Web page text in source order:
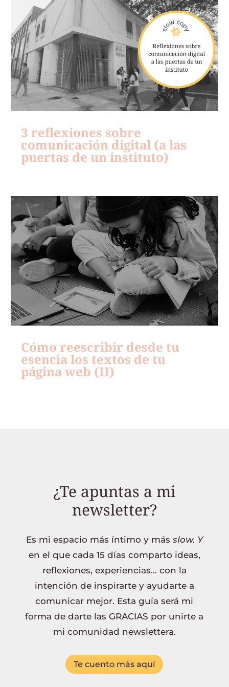
3 reflexiones sobre
comunicación digital (a las
puertas de un instituto)
Cómo reescribir desde tu
esencia los textos de tu
página web (II)
¿Te apuntas a mi
newsletter?
Es mi espacio más íntimo y más slow. Y
en el que cada 15 días comparto ideas,
reflexiones, experiencias... con la
intención de inspirarte y ayudarte a
comunicar mejor. Esta guía será mi
forma de darte las GRACIAS por unirte a
mi comunidad newslettera.
Te cuento más aquí